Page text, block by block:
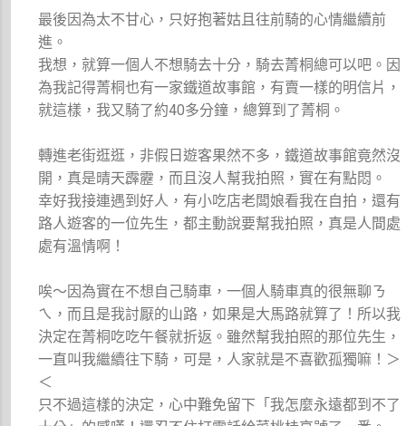
最後因為太不甘心，只好抱著姑且往前騎的心情繼續前
進。
我想，就算一個人不想騎去十分，騎去菁桐總可以吧。因
為我記得菁桐也有一家鐵道故事館，有賣一樣的明信片，
就這樣，我又騎了約40多分鐘，總算到了菁桐。
轉進老街逛逛，非假日遊客果然不多，鐵道故事館竟然沒
開，真是晴天霹靂，而且沒人幫我拍照，實在有點悶。
幸好我接連遇到好人，有小吃店老闆娘看我在自拍，還有
路人遊客的一位先生，都主動說要幫我拍照，真是人間處
處有溫情啊！
唉～因為實在不想自己騎車，一個人騎車真的很無聊ㄋ
ㄟ，而且是我討厭的山路，如果是大馬路就算了！所以我
決定在菁桐吃吃午餐就折返。雖然幫我拍照的那位先生，
一直叫我繼續往下騎，可是，人家就是不喜歡孤獨嘛！＞
＜
只不過這樣的決定，心中難免留下「我怎麼永遠都到不了